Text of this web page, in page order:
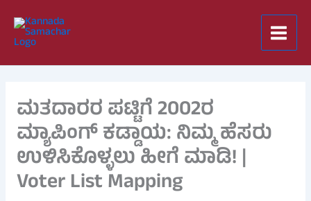
content
ಮತದಾರರ ಪಟ್ಟಿಗೆ 2002ರ
ಮ್ಯಾಪಿಂಗ್ ಕಡ್ಡಾಯ: ನಿಮ್ಮ ಹೆಸರು
ಉಳಿಸಿಕೊಳ್ಳಲು ಹೀಗೆ ಮಾಡಿ! |
Voter List Mapping